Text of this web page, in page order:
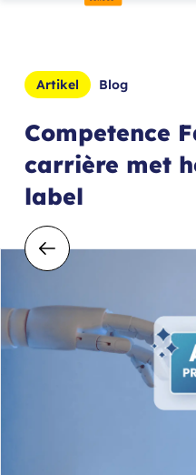
Artikel Blog
Competence
carrière met
label